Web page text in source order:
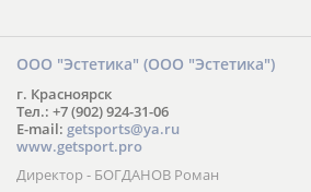
ООО "Эстетика" (ООО "Эстетика")
г. Красноярск
Тел.: +7 (902) 924-31-06
E-mail: getsports@ya.ru
www.getsport.pro
Директор - БОГДАНОВ Роман